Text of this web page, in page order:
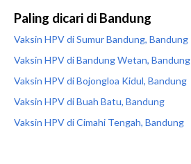
Paling dicari di Bandung
Vaksin HPV di Sumur Bandung, Bandung
Vaksin HPV di Bandung Wetan, Bandung
Vaksin HPV di Bojongloa Kidul, Bandung
Vaksin HPV di Buah Batu, Bandung
Vaksin HPV di Cimahi Tengah, Bandung